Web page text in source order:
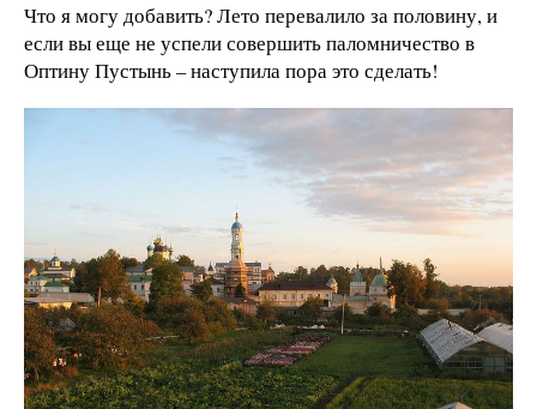
Что я могу добавить? Лето перевалило за половину, и
если вы еще не успели совершить паломничество в
Оптину Пустынь – наступила пора это сделать!